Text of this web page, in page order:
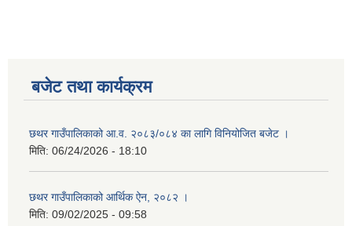
बजेट तथा कार्यक्रम
छथर गाउँपालिकाको आ.व. २०८३/०८४ का लागि विनियोजित बजेट ।
मिति: 06/24/2026 - 18:10
छथर गाउँपालिकाको आर्थिक ऐन, २०८२ ।
मिति: 09/02/2025 - 09:58